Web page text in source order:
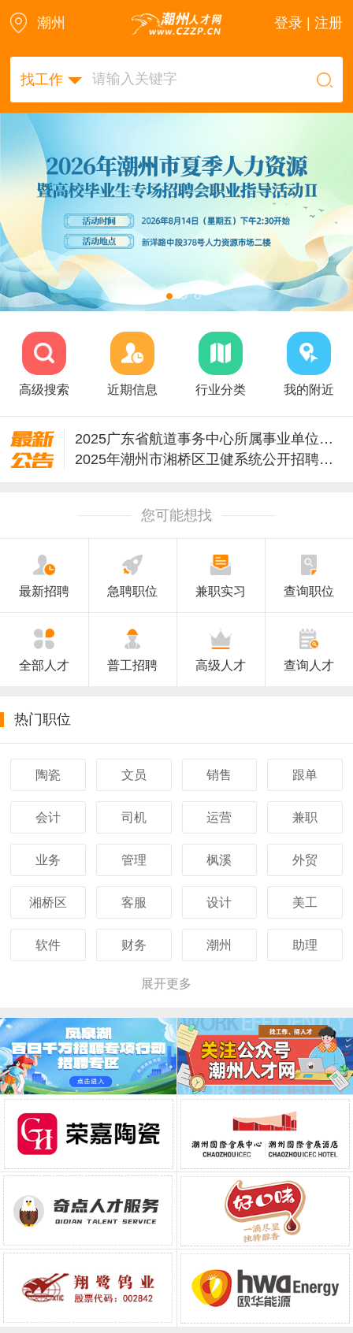
潮州 登录 | 注册
找工作
高级搜索 近期信息 行业分类 我的附近
2025广东省航道事务中心所属事业单位招聘124人公告
2025年潮州市湘桥区卫健系统公开招聘工作人员的公告
教育部直属事业单位2026年度公开招聘公告（应届生）
鼓励企业吸纳就业！潮州有这些政策→
您可能想找
最新招聘 急聘职位 兼职实习 查询职位
全部人才 普工招聘 高级人才 查询人才
热门职位
陶瓷 文员 销售 跟单
会计 司机 运营 兼职
业务 管理 枫溪 外贸
湘桥区 客服 设计 美工
软件 财务 潮州 助理
展开更多